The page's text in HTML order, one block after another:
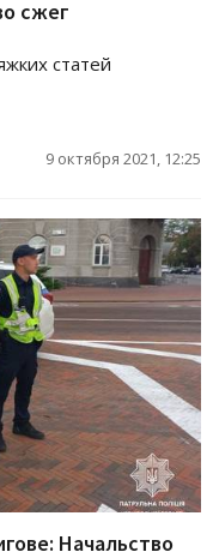
сжег
статей
9 октября 2021, 12:25
Начальство